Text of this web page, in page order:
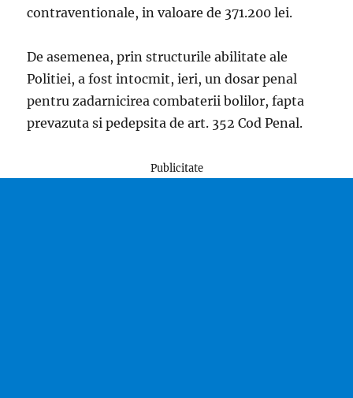
contraventionale, in valoare de 371.200 lei.
De asemenea, prin structurile abilitate ale
Politiei, a fost intocmit, ieri, un dosar penal
pentru zadarnicirea combaterii bolilor, fapta
prevazuta si pedepsita de art. 352 Cod Penal.
Publicitate